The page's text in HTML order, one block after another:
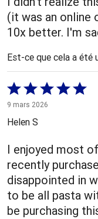
(it was an online
10x better. I'm
Est-ce que cela a été
Coté
5 sur
5
9 mars 2026
Helen S
I enjoyed most
recently
disappointed in
to be all pasta
be purchasing